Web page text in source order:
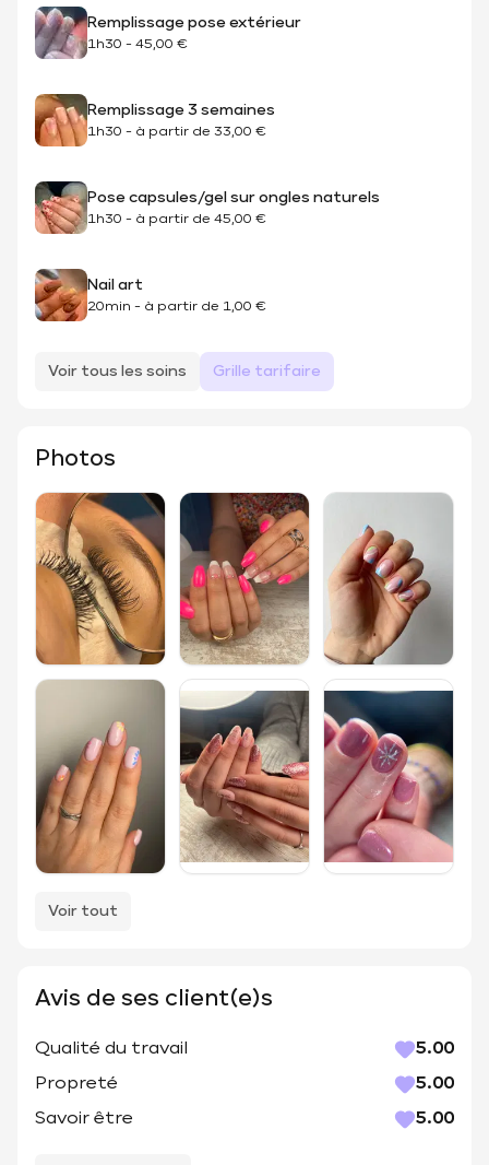
Remplissage pose extérieur
1h30 - 45,00 €
Remplissage 3 semaines
1h30 - à partir de 33,00 €
Pose capsules/gel sur ongles naturels
1h30 - à partir de 45,00 €
Nail art
20min - à partir de 1,00 €
Voir tous les soins Grille tarifaire
Photos
Voir tout
Avis de ses client(e)s
Qualité du travail
5.00
Propreté
5.00
Savoir être
5.00